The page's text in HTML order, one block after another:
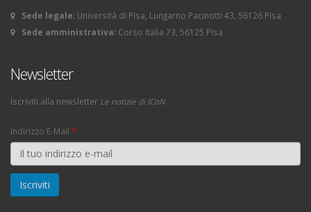
Sede legale: Università di Pisa, Lungarno Pacinotti 43, 56126 Pisa
Sede amministrativa: Corso Italia 73, 56125 Pisa
Newsletter
Iscriviti alla newsletter Le notizie di ICoN
Indirizzo E-Mail *